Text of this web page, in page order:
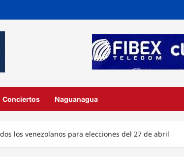
Conciertos Naguanagua
los venezolanos para elecciones del 27 de abril